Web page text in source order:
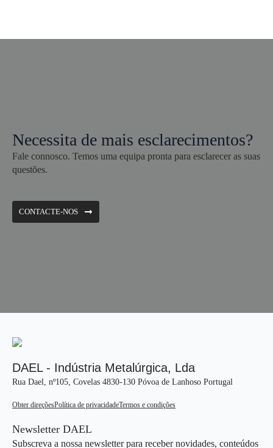
Necessita de mais esclarecimentos?
Fale connosco. Temos uma equipa pronta para esclarecer as suas
questões.
CONTACTE-NOS
DAEL - Indústria Metalúrgica, Lda
Rua Dael, nº105, Covelas 4830-130 Póvoa de Lanhoso Portugal
Obter direçõesPolítica de privacidadeTermos e condições
Newsletter DAEL
Subscreva a nossa newsletter para receber novidades, conteúdos